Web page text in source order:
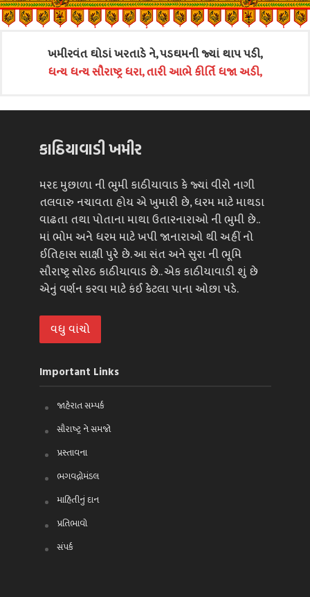
ખમીરવંત ઘોડાં ખરતાડે ને, પડઘમની જ્યાં થાપ પડી,
ધન્ય ધન્ય સૌરાષ્ટ્ર ધરા, તારી આભે કીર્તિ ધજા અડી,
કાઠિયાવાડી ખમીર
મરદ મુછાળા ની ભુમી કાઠીયાવાડ કે જ્યાં વીરો નાગી
તલવારુ નચાવતા હોય એ ખુમારી છે, ધરમ માટે માથડા
વાઢતા તથા પોતાના માથા ઉતારનારાઓ ની ભુમી છે..
માં ભોમ અને ધરમ માટે ખપી જાનારાઓ થી અહીં નો
ઈતિહાસ સાક્ષી પુરે છે. આ સંત અને સુરા ની ભૂમિ
સૌરાષ્ટ્ર સોરઠ કાઠીયાવાડ છે.. એક કાઠીયાવાડી શું છે
એનું વર્ણન કરવા માટે કંઈ કેટલા પાના ઓછા પડે.
વધુ વાંચો
Important Links
જાહેરાત સમ્પર્ક
સૌરાષ્ટ્ર ને સમજો
પ્રસ્તાવના
ભગવદ્ગોમંડલ
માહિતીનું દાન
પ્રતિભાવો
સંપર્ક